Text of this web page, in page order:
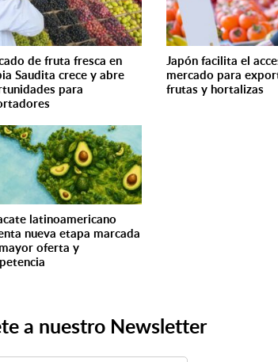
de fruta fresca en
Saudita crece y abre
para
Japón facilita el
mercado para
frutas y hortalizas
latinoamericano
nueva etapa marcada
oferta y
a nuestro Newsletter